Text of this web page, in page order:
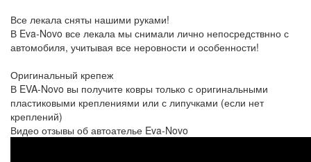
Все лекала сняты нашими руками!
В Eva-Novo все лекала мы снимали лично непосредствнно с
автомобиля, учитывая все неровности и особенности!
Оригинальный крепеж
В EVA-Novo вы получите ковры только с оригинальными
пластиковыми креплениями или с липучками (если нет
креплений)
Видео отзывы об автоателье Eva-Novo